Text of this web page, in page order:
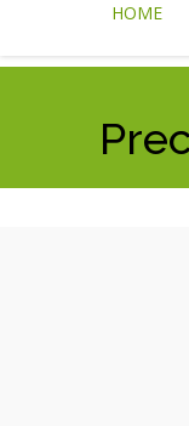
HOME